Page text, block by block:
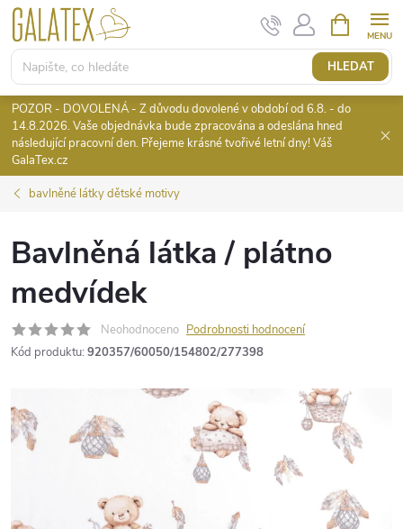
Přejít
obsah
HLEDAT
NÁKUPNÍ
KOŠÍK
POZOR - DOVOLENÁ - Z důvodu dovolené v období od 6.8. - do
14.8.2026. Vaše objednávka bude zpracována a odeslána hned
následující pracovní den. Přejeme krásné tvořivé letní dny! Váš
GalaTex.cz
bavlněné látky dětské motivy
Bavlněná látka / plátno
medvídek
Neohodnoceno Podrobnosti hodnocení
Kód produktu: 920357/60050/154802/277398